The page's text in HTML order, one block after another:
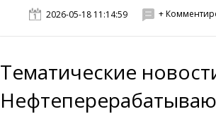
2026-05-18 11:14:59 +
Тематические